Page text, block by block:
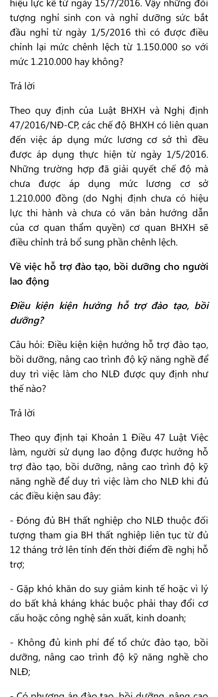
tượng nghỉ sinh con và nghỉ dưỡng sức bắt
đầu nghỉ từ ngày 1/5/2016 thì có được điều
chỉnh lại mức chênh lệch từ 1.150.000 so với
mức 1.210.000 hay không?
Trả lời
Theo quy định của Luật BHXH và Nghị định
47/2016/NĐ-CP, các chế độ BHXH có liên quan
đến việc áp dụng mức lương cơ sở thì đều
được áp dụng thực hiện từ ngày 1/5/2016.
Những trường hợp đã giải quyết chế độ mà
chưa được áp dụng mức lương cơ sở
1.210.000 đồng (do Nghị định chưa có hiệu
lực thi hành và chưa có văn bản hướng dẫn
của cơ quan thẩm quyền) cơ quan BHXH sẽ
điều chỉnh trả bổ sung phần chênh lệch.
Về việc hỗ trợ đào tạo, bồi dưỡng cho người
lao động
Điều kiện kiện hưởng hỗ trợ đào tạo, bồi
dưỡng?
Câu hỏi: Điều kiện kiện hưởng hỗ trợ đào tạo,
bồi dưỡng, nâng cao trình độ kỹ năng nghề để
duy trì việc làm cho NLĐ được quy định như
thế nào?
Trả lời
Theo quy định tại Khoản 1 Điều 47 Luật Việc
làm, người sử dụng lao động được hưởng hỗ
trợ đào tạo, bồi dưỡng, nâng cao trình độ kỹ
năng nghề để duy trì việc làm cho NLĐ khi đủ
các điều kiện sau đây:
- Đóng đủ BH thất nghiệp cho NLĐ thuộc đối
tượng tham gia BH thất nghiệp liên tục từ đủ
12 tháng trở lên tính đến thời điểm đề nghị hỗ
trợ;
- Gặp khó khăn do suy giảm kinh tế hoặc vì lý
do bất khả kháng khác buộc phải thay đổi cơ
cấu hoặc công nghệ sản xuất, kinh doanh;
- Không đủ kinh phí để tổ chức đào tạo, bồi
dưỡng, nâng cao trình độ kỹ năng nghề cho
NLĐ;